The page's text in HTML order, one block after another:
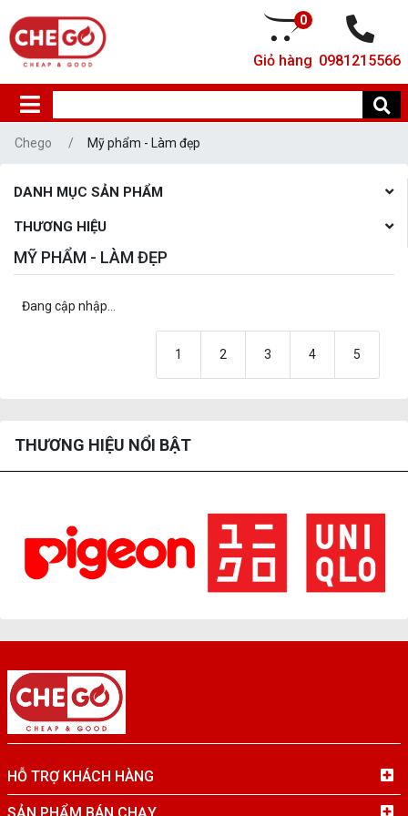
Giỏ hàng
0
0981215566
Chego Mỹ phẩm - Làm đẹp
DANH MỤC SẢN PHẨM
THƯƠNG HIỆU
MỸ PHẨM - LÀM ĐẸP
Đang cập nhập...
1 2 3 4 5
THƯƠNG HIỆU NỔI BẬT
HỖ TRỢ KHÁCH HÀNG